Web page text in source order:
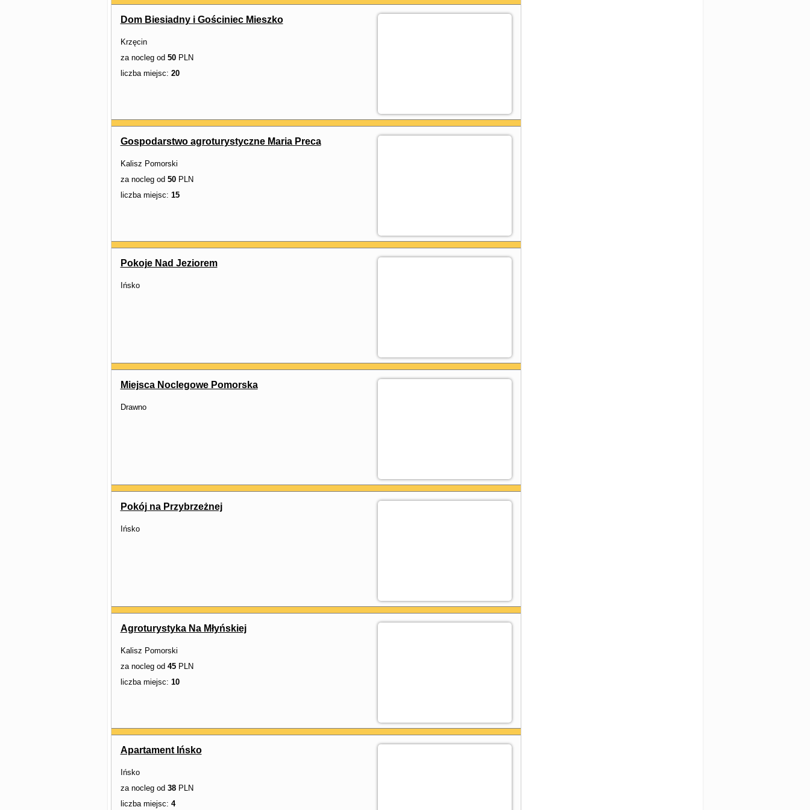
Dom Biesiadny i Gościniec Mieszko
Krzęcin
za nocleg od 50PLN
liczba miejsc: 20
Gospodarstwo agroturystyczne Maria Preca
Kalisz Pomorski
za nocleg od 50PLN
liczba miejsc: 15
Pokoje Nad Jeziorem
Ińsko
Miejsca Noclegowe Pomorska
Drawno
Pokój na Przybrzeżnej
Ińsko
Agroturystyka Na Młyńskiej
Kalisz Pomorski
za nocleg od 45PLN
liczba miejsc: 10
Apartament Ińsko
Ińsko
za nocleg od 38PLN
liczba miejsc: 4